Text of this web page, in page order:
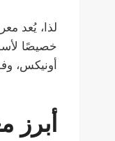
خصيصًا
أونيكس،
أبرز